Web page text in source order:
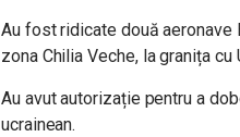
Au fost ridicate două aeronave
zona Chilia Veche, la granița cu
Au avut autorizație pentru a
ucrainean.